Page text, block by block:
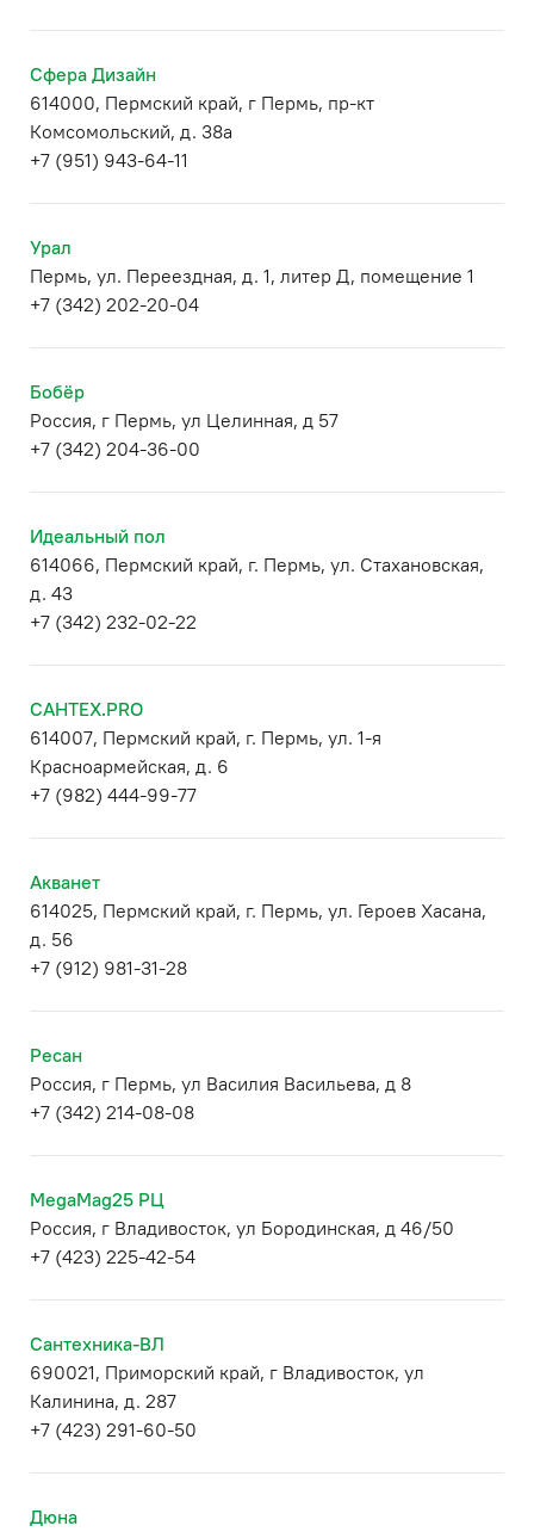
Сфера Дизайн
614000, Пермский край, г Пермь, пр-кт
Комсомольский, д. 38а
+7 (951) 943-64-11
Урал
Пермь, ул. Переездная, д. 1, литер Д, помещение 1
+7 (342) 202-20-04
Бобёр
Россия, г Пермь, ул Целинная, д 57
+7 (342) 204-36-00
Идеальный пол
614066, Пермский край, г. Пермь, ул. Стахановская,
д. 43
+7 (342) 232-02-22
САНТЕХ.PRO
614007, Пермский край, г. Пермь, ул. 1-я
Красноармейская, д. 6
+7 (982) 444-99-77
Акванет
614025, Пермский край, г. Пермь, ул. Героев Хасана,
д. 56
+7 (912) 981-31-28
Ресан
Россия, г Пермь, ул Василия Васильева, д 8
+7 (342) 214-08-08
MegaMag25 РЦ
Россия, г Владивосток, ул Бородинская, д 46/50
+7 (423) 225-42-54
Сантехника-ВЛ
690021, Приморский край, г Владивосток, ул
Калинина, д. 287
+7 (423) 291-60-50
Дюна